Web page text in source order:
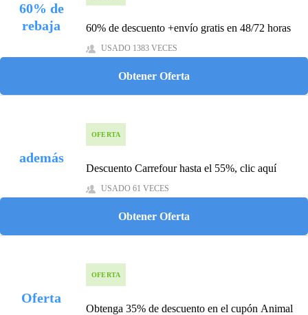
60% de
rebaja
60% de descuento +envío gratis en 48/72 horas
USADO 1383 VECES
Obtener Oferta
además
OFERTA
Descuento Carrefour hasta el 55%, clic aquí
USADO 61 VECES
Obtener Oferta
Oferta
OFERTA
Obtenga 35% de descuento en el cupón Animal